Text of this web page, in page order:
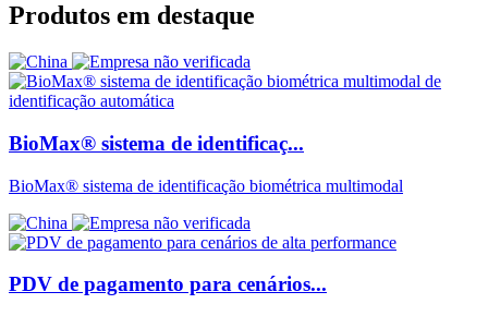
Produtos em destaque
BioMax® sistema de identificaç...
BioMax® sistema de identificação biométrica multimodal
PDV de pagamento para cenários...